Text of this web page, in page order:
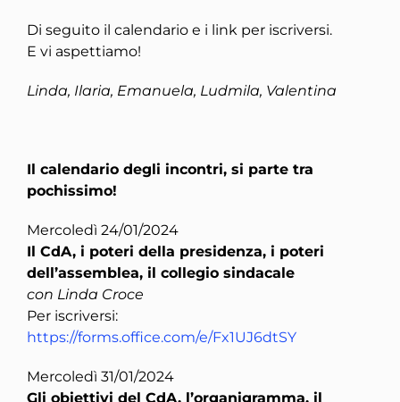
Di seguito il calendario e i link per iscriversi.
E vi aspettiamo!
Linda, Ilaria, Emanuela, Ludmila, Valentina
Il calendario degli incontri, si parte tra
pochissimo!
Mercoledì 24/01/2024
Il CdA, i poteri della presidenza, i poteri
dell’assemblea, il collegio sindacale
con Linda Croce
Per iscriversi:
https://forms.office.com/e/Fx1UJ6dtSY
Mercoledì 31/01/2024
Gli obiettivi del CdA, l’organigramma, il